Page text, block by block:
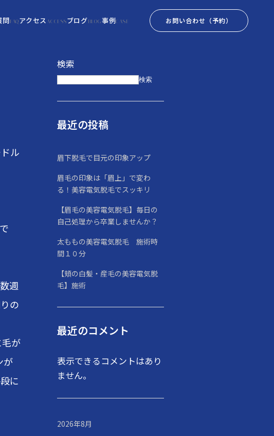
問FAQアクセス ACCESSブログBLOG事例CASE お問い合わせ （予約）
ル
週
の
が
が
に
検索
検索
最近の投稿
眉下脱毛で目元の印象アップ
眉毛の印象は「眉上」で変わ
る！美容電気脱毛でスッキリ
【眉毛の美容電気脱毛】毎日の
自己処理から卒業しませんか？
太ももの美容電気脱毛 施術時
間１０分
【頬の白髪・産毛の美容電気脱
毛】施術
最近のコメント
表示できるコメントはあり
ません。
2026年8月